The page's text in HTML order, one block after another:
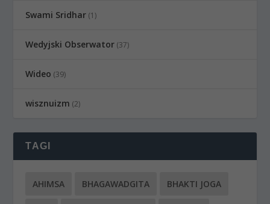
Swami Sridhar (1)
Wedyjski Obserwator (37)
Wideo (39)
wisznuizm (2)
TAGI
AHIMSA BHAGAWADGITA BHAKTI JOGA